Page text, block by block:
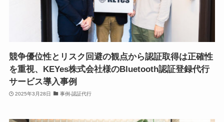
競争優位性とリスク回避の観点から認証取得は正確性
を重視、KEYes株式会社様のBluetooth認証登録代行
サービス導入事例
2025年3月28日 事例-認証代行